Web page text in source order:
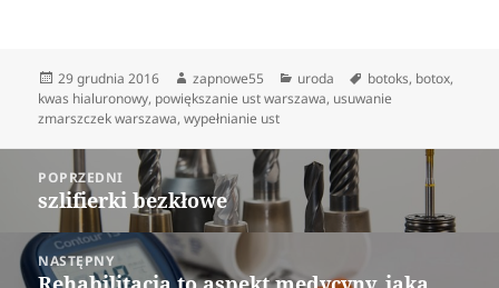
Data
publikacji
29 grudnia 2016 Autor
zapnowe55 Kategorie
uroda Tagi
botoks, botox,
kwas hialuronowy, powiększanie ust warszawa, usuwanie
zmarszczek warszawa,wypełnianie ust
wpisuPOPRZEDNI
Poprzedni
wpis:
szlifierki bezkłowe
NASTĘPNY